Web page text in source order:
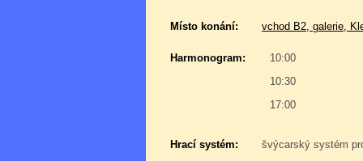
Místo konání: vchod B2, galerie,
Harmonogram:
10:00
10:30
17:00
Hrací systém:
švýcarský systém